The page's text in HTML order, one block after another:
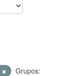
Grupos: